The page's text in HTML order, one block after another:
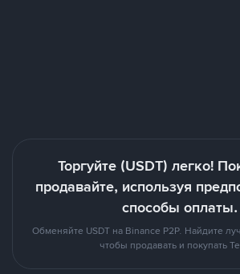
Торгуйте (USDT) легко!
продавайте, используя
способы оплаты.
Обменяйте USDT на Binance P2P. Найдите
чтобы продавать и покупать